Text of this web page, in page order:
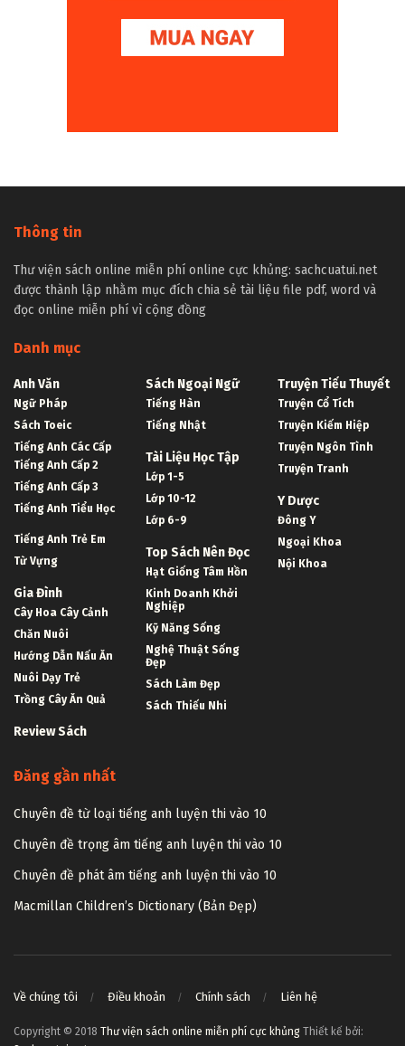
Thông tin
Thư viện sách online miễn phí online cực khủng: sachcuatui.net
được thành lập nhằm mục đích chia sẻ tài liệu file pdf, word và
đọc online miễn phí vì cộng đồng
Danh mục
Anh Văn
Ngữ Pháp
Sách Toeic
Tiếng Anh Các Cấp
Tiếng Anh Cấp 2
Tiếng Anh Cấp 3
Tiếng Anh Tiểu Học
Tiếng Anh Trẻ Em
Từ Vựng
Gia Đình
Cây Hoa Cây Cảnh
Chăn Nuôi
Hướng Dẫn Nấu Ăn
Nuôi Dạy Trẻ
Trồng Cây Ăn Quả
Review Sách
Sách Ngoại Ngữ
Tiếng Hàn
Tiếng Nhật
Tài Liệu Học Tập
Lớp 1-5
Lớp 10-12
Lớp 6-9
Top Sách Nên Đọc
Hạt Giống Tâm Hồn
Kinh Doanh Khởi
Nghiệp
Kỹ Năng Sống
Nghệ Thuật Sống
Đẹp
Sách Làm Đẹp
Sách Thiếu Nhi
Truyện Tiểu Thuyết
Truyện Cổ Tích
Truyện Kiếm Hiệp
Truyện Ngôn Tình
Truyện Tranh
Y Dược
Đông Y
Ngoại Khoa
Nội Khoa
Đăng gần nhất
Chuyên đề từ loại tiếng anh luyện thi vào 10
Chuyên đề trọng âm tiếng anh luyện thi vào 10
Chuyên đề phát âm tiếng anh luyện thi vào 10
Macmillan Children’s Dictionary (Bản Đẹp)
Về chúng tôi Điều khoản Chính sách Liên hệ
Copyright © 2018 Thư viện sách online miễn phí cực khủng Thiết kế bởi: